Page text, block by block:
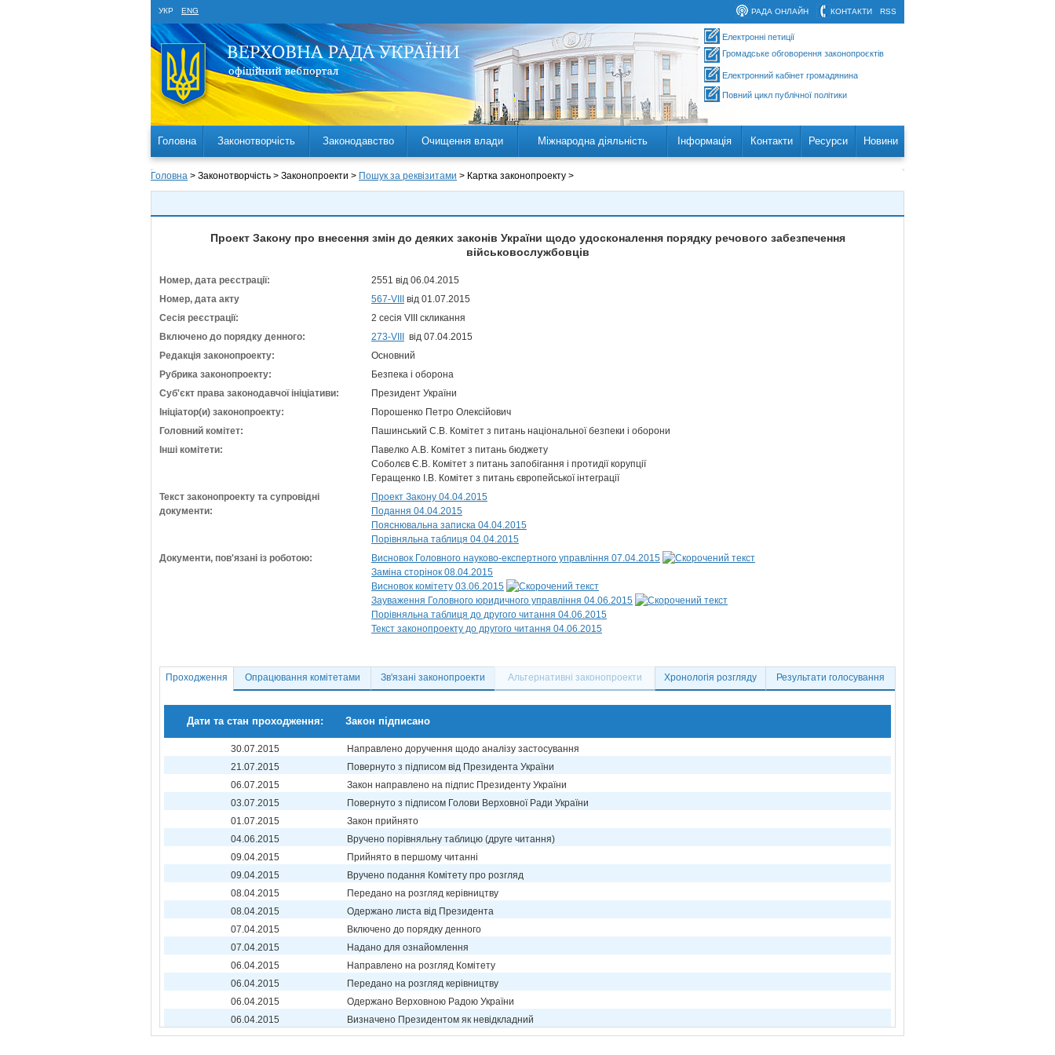
УКР ENG RSS
КОНТАКТИ
РАДА ОНЛАЙН
Електронні петиції
Громадське обговорення законопроєктів
Електронний кабінет громадянина
Повний цикл публічної політики
Головна Законотворчість Законодавство Очищення влади Міжнародна діяльність Інформація Контакти Ресурси Новини
Головна > Законотворчість > Законопроекти > Пошук за реквізитами > Картка законопроекту >
Проект Закону про внесення змін до деяких законів України щодо удосконалення порядку речового забезпечення
військовослужбовців
Номер, дата реєстрації:
2551 від 06.04.2015
Номер, дата акту
567-VIII
від 01.07.2015
Сесія реєстрації:
2 сесія VIII скликання
Включено до порядку денного:
273-VIII
від 07.04.2015
Редакція законопроекту:
Основний
Рубрика законопроекту:
Безпека і оборона
Суб'єкт права законодавчої ініціативи:
Президент України
Ініціатор(и) законопроекту:
Порошенко Петро Олексійович
Головний комітет:
Пашинський С.В. Комітет з питань національної безпеки і оборони
Інші комітети:
Павелко А.В. Комітет з питань бюджету
Соболєв Є.В. Комітет з питань запобігання і протидії корупції
Геращенко І.В. Комітет з питань європейської інтеграції
Текст законопроекту та супровідні
документи:
Проект Закону 04.04.2015
Подання 04.04.2015
Пояснювальна записка 04.04.2015
Порівняльна таблиця 04.04.2015
Документи, пов'язані із роботою:
Висновок Головного науково-експертного управління 07.04.2015
Заміна сторінок 08.04.2015
Висновок комітету 03.06.2015
Зауваження Головного юридичного управління 04.06.2015
Порівняльна таблиця до другого читання 04.06.2015
Текст законопроекту до другого читання 04.06.2015
Проходження Опрацювання комітетами Зв'язані законопроекти Альтернативні законопроекти Хронологія розгляду Результати голосування
Дати та стан проходження: Закон підписано
30.07.2015
Направлено доручення щодо аналізу застосування
21.07.2015
Повернуто з підписом від Президента України
06.07.2015
Закон направлено на підпис Президенту України
03.07.2015
Повернуто з підписом Голови Верховної Ради України
01.07.2015
Закон прийнято
04.06.2015
Вручено порівняльну таблицю (друге читання)
09.04.2015
Прийнято в першому читанні
09.04.2015
Вручено подання Комітету про розгляд
08.04.2015
Передано на розгляд керівництву
08.04.2015
Одержано листа від Президента
07.04.2015
Включено до порядку денного
07.04.2015
Надано для ознайомлення
06.04.2015
Направлено на розгляд Комітету
06.04.2015
Передано на розгляд керівництву
06.04.2015
Одержано Верховною Радою України
06.04.2015
Визначено Президентом як невідкладний